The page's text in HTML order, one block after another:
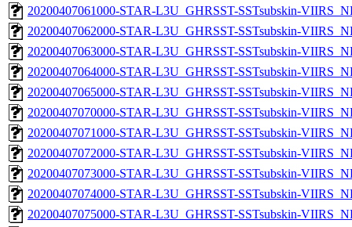
20200407061000-STAR-L3U_GHRSST-SSTsubskin-
20200407062000-STAR-L3U_GHRSST-SSTsubskin-
20200407063000-STAR-L3U_GHRSST-SSTsubskin-
20200407064000-STAR-L3U_GHRSST-SSTsubskin-
20200407065000-STAR-L3U_GHRSST-SSTsubskin-
20200407070000-STAR-L3U_GHRSST-SSTsubskin-
20200407071000-STAR-L3U_GHRSST-SSTsubskin-
20200407072000-STAR-L3U_GHRSST-SSTsubskin-
20200407073000-STAR-L3U_GHRSST-SSTsubskin-
20200407074000-STAR-L3U_GHRSST-SSTsubskin-
20200407075000-STAR-L3U_GHRSST-SSTsubskin-